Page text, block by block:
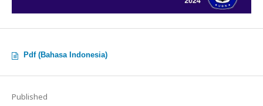
Pdf (Bahasa Indonesia)
Published